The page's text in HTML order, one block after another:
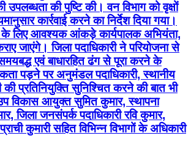
उपलब्धता की पुष्टि की। वन विभाग को वृक्षों
कार्रवाई करने का निर्देश दिया गया।
लिए आवश्यक आंकड़े कार्यपालक अभियंता,
जाएंगे। जिला पदाधिकारी ने परियोजना से
एवं बाधारहित ढंग से पूरा करने के
पड़ने पर अनुमंडल पदाधिकारी, स्थानीय
की प्रतिनियुक्ति सुनिश्चित करने की बात भी
विकास आयुक्त सुमित कुमार, स्थापना
जिला जनसंपर्क पदाधिकारी रवि कुमार,
कुमारी सहित विभिन्न विभागों के अधिकारी